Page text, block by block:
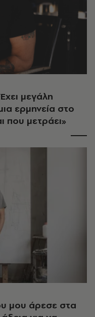
μεγάλη
ερμηνεία στο
που μετράει»
μου άρεσε στα